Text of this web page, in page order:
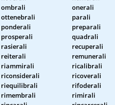
ombrali
onerali
ottenebrali
parali
ponderali
preparali
prosperali
quadrali
rasierali
recuperali
reiterali
remunerali
riammirali
ricalibrali
riconsiderali
ricoverali
riequilibrali
rifoderali
rimembrali
rimirali